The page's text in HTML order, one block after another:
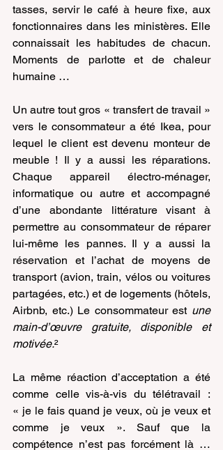
tasses, servir le café à heure fixe, aux
fonctionnaires dans les ministères. Elle
connaissait les habitudes de chacun.
Moments de parlotte et de chaleur
humaine …
Un autre tout gros « transfert de travail »
vers le consommateur a été Ikea, pour
lequel le client est devenu monteur de
meuble ! Il y a aussi les réparations.
Chaque appareil électro-ménager,
informatique ou autre et accompagné
d’une abondante littérature visant à
permettre au consommateur de réparer
lui-même les pannes. Il y a aussi la
réservation et l’achat de moyens de
transport (avion, train, vélos ou voitures
partagées, etc.) et de logements (hôtels,
Airbnb, etc.) Le consommateur est une
main-d’œuvre gratuite, disponible et
motivée.²
La même réaction d’acceptation a été
comme celle vis-à-vis du télétravail :
« je le fais quand je veux, où je veux et
comme je veux ». Sauf que la
compétence n’est pas forcément là …